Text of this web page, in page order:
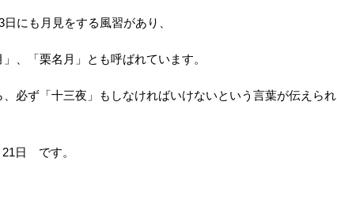
にも月見をする風習があり、
、「栗名月」とも呼ばれています。
必ず「十三夜」もしなければいけないという言葉が伝えられ
21日 です。